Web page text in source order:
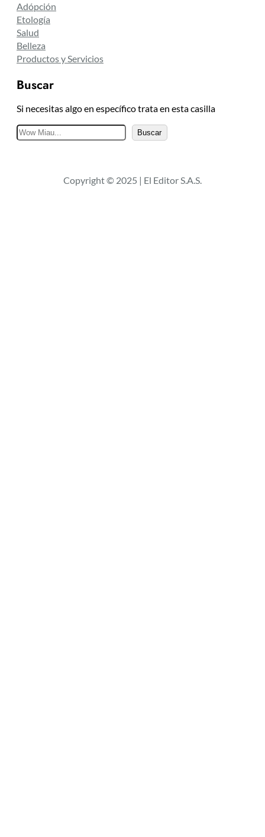
Adópción
Etología
Salud
Belleza
Productos y Servicios
Buscar
Si necesitas algo en específico trata en esta casilla
B
u
a
Buscar
Copyright © 2025 | El Editor S.A.S.